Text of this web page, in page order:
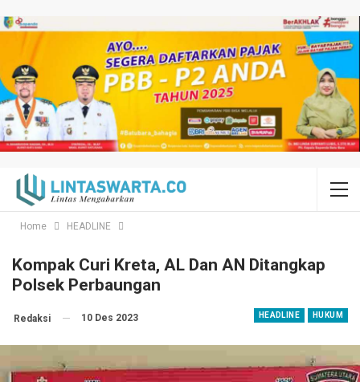
Home HEADLINE
Kompak Curi Kreta, AL Dan AN Ditangkap
Polsek Perbaungan
HEADLINE HUKUM
Redaksi 10 Des 2023